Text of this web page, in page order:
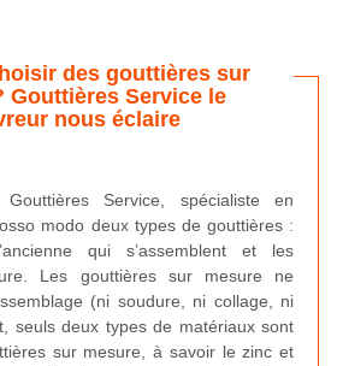
des gouttières sur
Gouttières Service le
nous éclaire
Service, spécialiste en
modo deux types de gouttières :
qui s’assemblent et les
Les gouttières sur mesure ne
(ni soudure, ni collage, ni
seuls deux types de matériaux sont
sur mesure, à savoir le zinc et